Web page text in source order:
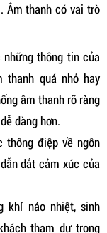
Âm thanh có vai trò
thông tin của
thanh quá nhỏ hay
âm thanh rõ ràng
dàng hơn.
thông điệp về ngôn
dắt cảm xúc của
khí náo nhiệt, sinh
tham dự trong